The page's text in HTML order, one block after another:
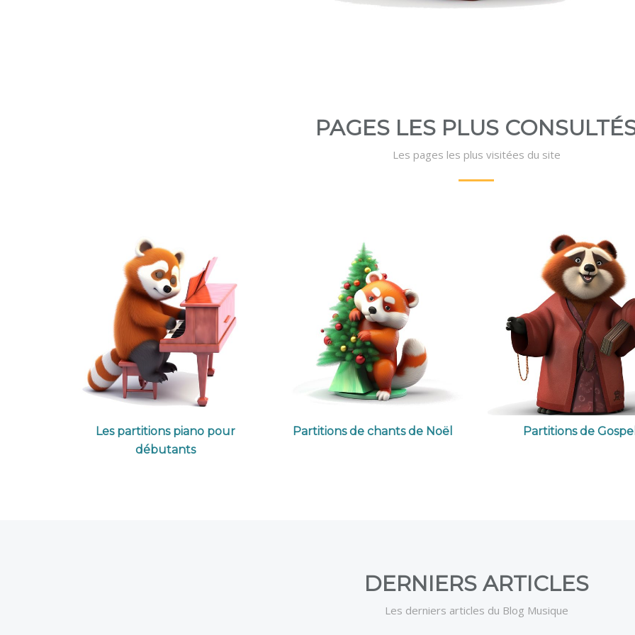
PAGES LES PLUS
Les pages les plus visitées du site
Les partitions piano pour
débutants
Partitions de chants de Noël Partitions de
DERNIERS ARTICLES
Les derniers articles du Blog Musique